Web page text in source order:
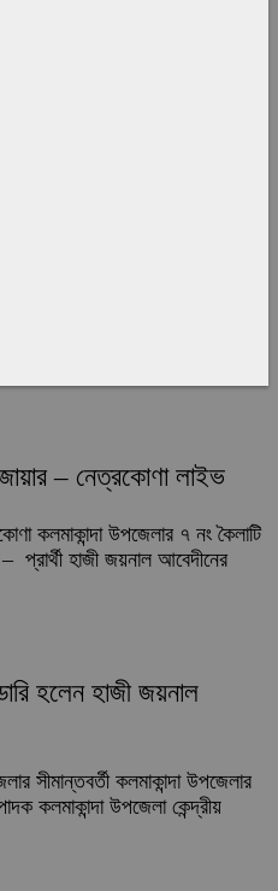
– নেত্রকোণা লাইভ
কলমাকান্দা উপজেলার ৭ নং কৈলাটি
প্রার্থী হাজী জয়নাল আবেদীনের
হলেন হাজী জয়নাল
সীমান্তবর্তী কলমাকান্দা উপজেলার
কলমাকান্দা উপজেলা কেন্দ্রীয়